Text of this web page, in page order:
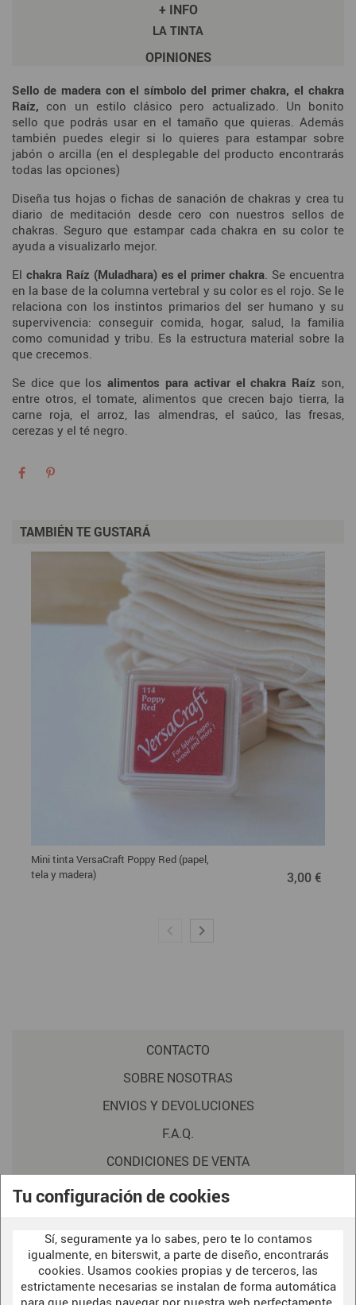
Tu configuración de cookies
Sí, seguramente ya lo sabes, pero te lo contamos
igualmente, en biterswit, a parte de diseño, encontrarás
cookies. Usamos cookies propias y de terceros, las
estrictamente necesarias se instalan de forma automática
para que puedas navegar por nuestra web perfectamente.
+ INFO
LA TINTA
OPINIONES
Sello de madera con el símbolo del primer chakra, el chakra
Raíz, con un estilo clásico pero actualizado. Un bonito
sello que podrás usar en el tamaño que quieras. Además
también puedes elegir si lo quieres para estampar sobre
jabón o arcilla (en el desplegable del producto encontrarás
todas las opciones)
Diseña tus hojas o fichas de sanación de chakras y crea tu
diario de meditación desde cero con nuestros sellos de
chakras. Seguro que estampar cada chakra en su color te
ayuda a visualizarlo mejor.
El chakra Raíz (Muladhara) es el primer chakra. Se encuentra
en la base de la columna vertebral y su color es el rojo. Se le
relaciona con los instintos primarios del ser humano y su
supervivencia: conseguir comida, hogar, salud, la familia
como comunidad y tribu. Es la estructura material sobre la
que crecemos.
Se dice que losalimentos para activar el chakra Raíz son,
entre otros, el tomate, alimentos que crecen bajo tierra, la
carne roja, el arroz, las almendras, el saúco, las fresas,
cerezas y el té negro.
TAMBIÉN TE GUSTARÁ
Mini tinta VersaCraft Poppy Red (papel,
tela y madera)
3,00 €
CONTACTO
SOBRE NOSOTRAS
ENVIOS Y DEVOLUCIONES
F.A.Q.
CONDICIONES DE VENTA
POLITICA DE PRIVACIDAD
AVISO LEGAL
POLÍTICA DE COOKIES